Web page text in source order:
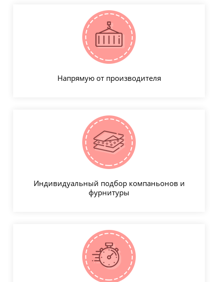
Напрямую от производителя
Индивидуальный подбор компаньонов и
фурнитуры